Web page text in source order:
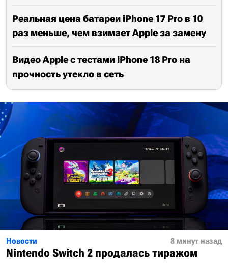
Реальная цена батареи iPhone 17 Pro в 10
раз меньше, чем взимает Apple за замену
Видео Apple с тестами iPhone 18 Pro на
прочность утекло в сеть
Новости 8 минут назад
Nintendo Switch 2 продалась тиражом